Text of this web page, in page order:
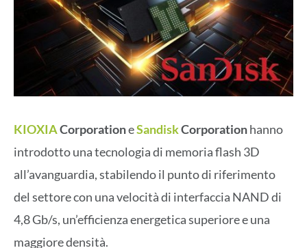
KIOXIACorporationeSandiskCorporationhanno
introdotto una tecnologia di memoria flash 3D
all’avanguardia, stabilendo il punto di riferimento
del settore con una velocità di interfaccia NAND di
4,8 Gb/s, un’efficienza energetica superiore e una
maggiore densità.